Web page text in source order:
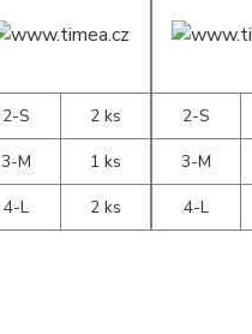
2-S
2 ks
3-M
1 ks
4-L
2 ks
2-S
3-M
4-L